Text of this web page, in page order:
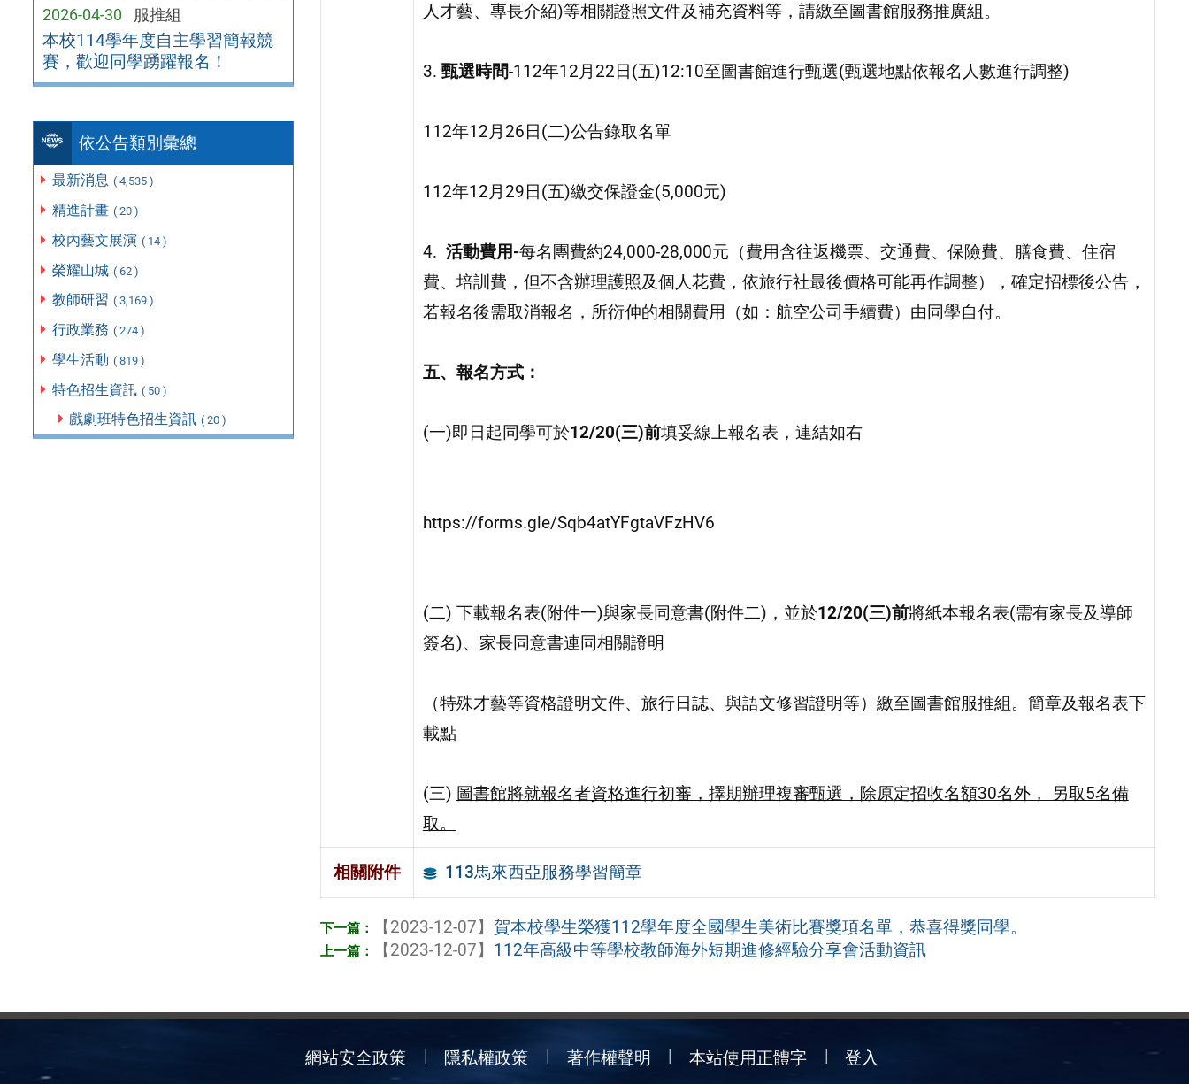
2026-04-30 服推組
本校114學年度自主學習簡報競
賽，歡迎同學踴躍報名！
依公告類別彙總
最新消息 ( 4,535 )
精進計畫 ( 20 )
校內藝文展演 ( 14 )
榮耀山城 ( 62 )
教師研習 ( 3,169 )
行政業務 ( 274 )
學生活動 ( 819 )
特色招生資訊 ( 50 )
戲劇班特色招生資訊 ( 20 )
人才藝、專長介紹)等相關證照文件及補充資料等，請繳至圖書館服務推廣組。
3. 甄選時間-112年12月22日(五)12:10至圖書館進行甄選(甄選地點依報名人數進行調整)
112年12月26日(二)公告錄取名單
112年12月29日(五)繳交保證金(5,000元)
4. 活動費用-每名團費約24,000-28,000元（費用含往返機票、交通費、保險費、膳食費、住宿
費、培訓費，但不含辦理護照及個人花費，依旅行社最後價格可能再作調整），確定招標後公告，
若報名後需取消報名，所衍伸的相關費用（如：航空公司手續費）由同學自付。
五、報名方式：
(一)即日起同學可於12/20(三)前填妥線上報名表，連結如右
https://forms.gle/Sqb4atYFgtaVFzHV6
(二) 下載報名表(附件一)與家長同意書(附件二)，並於12/20(三)前將紙本報名表(需有家長及導師
簽名)、家長同意書連同相關證明
（特殊才藝等資格證明文件、旅行日誌、與語文修習證明等）繳至圖書館服推組。簡章及報名表下
載點
(三) 圖書館將就報名者資格進行初審，擇期辦理複審甄選，除原定招收名額30名外， 另取5名備
取。
相關附件 113馬來西亞服務學習簡章
【2023-12-07】 賀本校學生榮獲112學年度全國學生美術比賽獎項名單，恭喜得獎同學。
【2023-12-07】 112年高級中等學校教師海外短期進修經驗分享會活動資訊
網站安全政策 隱私權政策 著作權聲明 本站使用正體字 登入